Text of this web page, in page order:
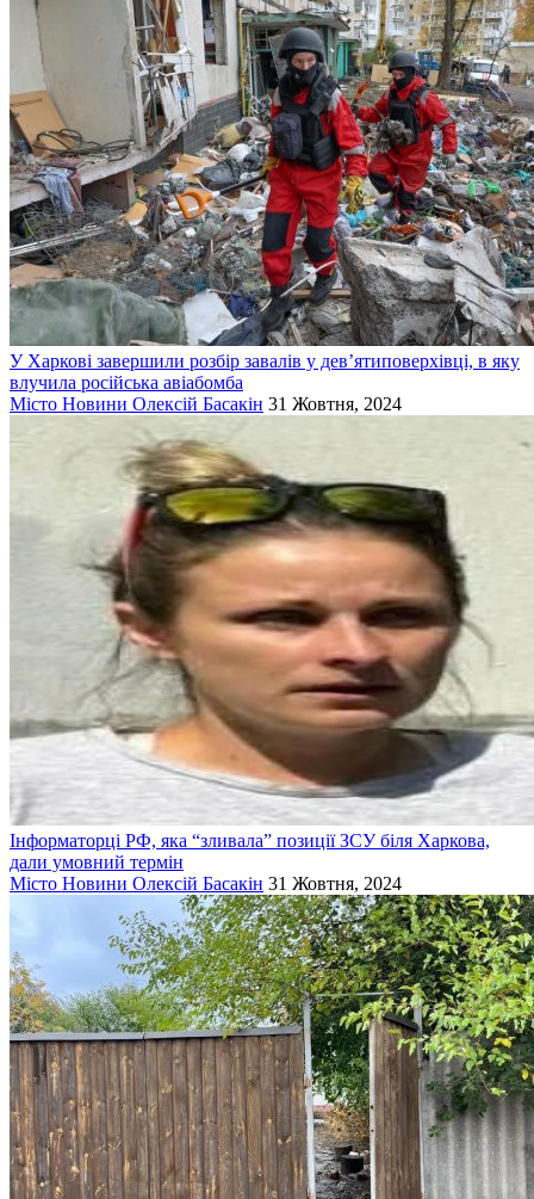
У Харкові завершили розбір завалів у дев’ятиповерхівці, в яку
влучила російська авіабомба
Місто Новини Олексій Басакін 31 Жовтня, 2024
Інформаторці РФ, яка “зливала” позиції ЗСУ біля Харкова,
дали умовний термін
Місто Новини Олексій Басакін 31 Жовтня, 2024